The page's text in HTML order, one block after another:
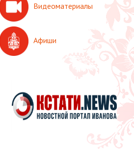
Видеоматериалы
Афиши